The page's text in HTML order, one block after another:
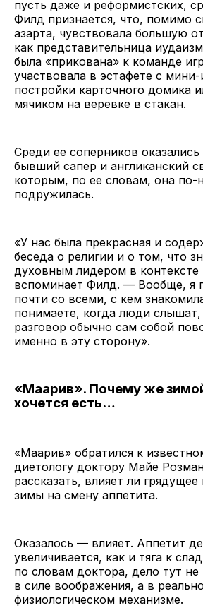
пусть даже и реформистских,
Филд признается, что, помимо
азарта, чувствовала большую
как представительница
была «прикована» к команде
участвовала в эстафете с
постройки карточного домика
мячиком на веревке в стакан.
Среди ее соперников
бывший сапер и англиканский
которым, по ее словам, она по-
подружилась.
«У нас была прекрасная и
беседа о религии и о том, что
духовным лидером в
вспоминает Филд. — Вообще, я
почти со всеми, с кем
понимаете, когда люди
разговор обычно сам собой
именно в эту сторону».
«Маарив». Почему же
хочется есть…
«Маарив» обратился к
диетологу доктору Майе
рассказать, влияет ли грядущее
зимы на смену аппетита.
Оказалось — влияет. Аппетит
увеличивается, как и тяга к
по словам доктора, дело тут
в силе воображения, а в
физиологическом механизме.